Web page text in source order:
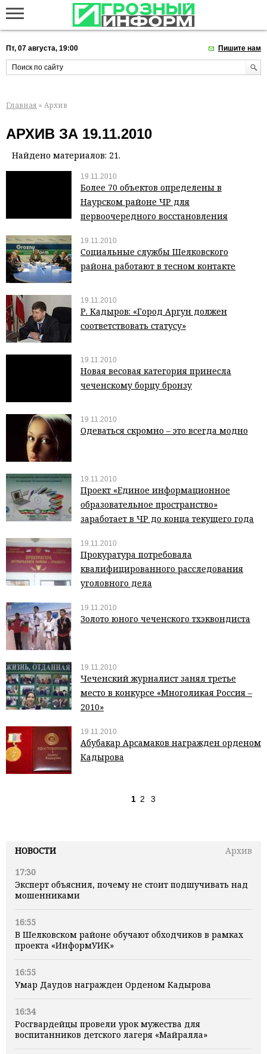
Пт, 07 августа, 19:00 Пишите нам
НОВОСТИ
Архив
17:30
Эксперт объяснил, почему не стоит подшучивать над
мошенниками
16:55
В Шелковском районе обучают обходчиков в рамках
проекта «ИнформУИК»
16:55
Умар Даудов награжден Орденом Кадырова
16:34
Росгвардейцы провели урок мужества для
воспитанников детского лагеря «Майралла»
Главная » Архив
АРХИВ ЗА 19.11.2010
Найдено материалов: 21.
19.11.2010
Более 70 объектов определены в
Наурском районе ЧР для
первоочередного восстановления
19.11.2010
Социальные службы Шелковского
района работают в тесном контакте
19.11.2010
Р. Кадыров: «Город Аргун должен
соответствовать статусу»
19.11.2010
Новая весовая категория принесла
чеченскому борцу бронзу
19.11.2010
Одеваться скромно – это всегда модно
19.11.2010
Проект «Единое информационное
образовательное пространство»
заработает в ЧР до конца текущего года
19.11.2010
Прокуратура потребовала
квалифицированного расследования
уголовного дела
19.11.2010
Золото юного чеченского тхэквондиста
19.11.2010
Чеченский журналист занял третье
место в конкурсе «Многоликая Россия –
2010»
19.11.2010
Абубакар Арсамаков награжден орденом
Кадырова
1 2 3